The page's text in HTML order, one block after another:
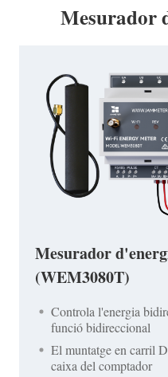
Mesurador
Mesurador
(WEM3080T)
Controla l'energia
funció bidireccional
El muntatge en carril
caixa del comptador